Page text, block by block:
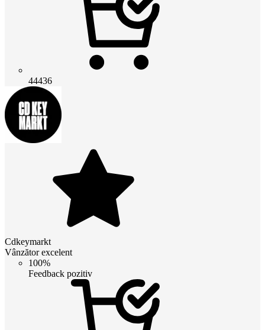
44436
Cdkeymarkt
Vânzător excelent
100%
Feedback pozitiv